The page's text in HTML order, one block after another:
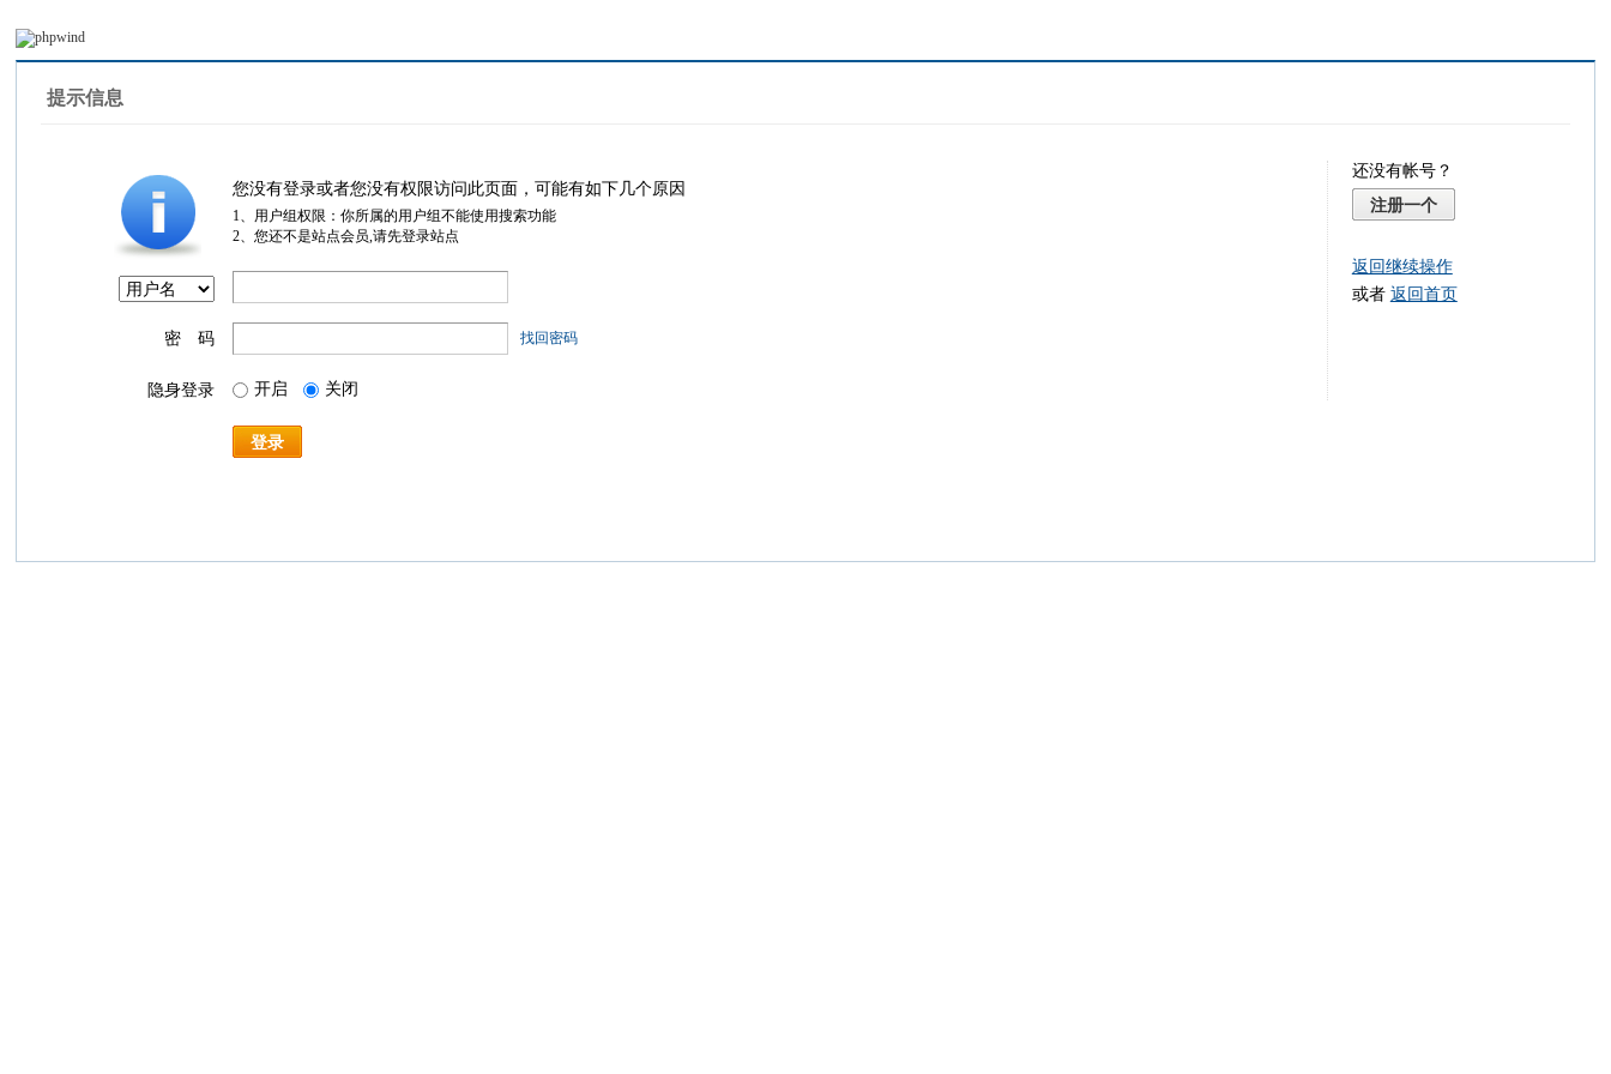
提示信息
您没有登录或者您没有权限访问此页面，可能有如下几个原因
1、用户组权限：你所属的用户组不能使用搜索功能
2、您还不是站点会员,请先登录站点
密 码 找回密码
隐身登录 开启 关闭
登录
还没有帐号？
注册一个
返回继续操作
或者 返回首页